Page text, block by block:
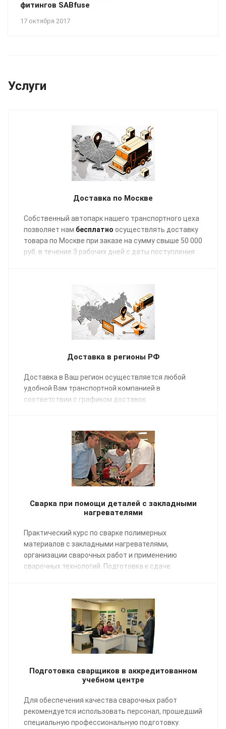
17 октября 2017
фитингов SABfuse
Услуги
Доставка по Москве
Собственный автопарк нашего транспортного цеха
позволяет нам бесплатно осуществлять доставку
товара по Москве при заказе на сумму свыше 50 000
руб. в течение 3 рабочих дней с даты поступления
Доставка в регионы РФ
Доставка в Ваш регион осуществляется любой
удобной Вам транспортной компанией в
соответствии с графиком доставок.
Сварка при помощи деталей с закладными
нагревателями
Практический курс по сварке полимерных
материалов с закладными нагревателями,
организации сварочных работ и применению
сварочных технологий. Подготовка к сдаче
Подготовка сварщиков в аккредитованном
учебном центре
Для обеспечения качества сварочных работ
рекомендуется использовать персонал, прошедший
специальную профессиональную подготовку.